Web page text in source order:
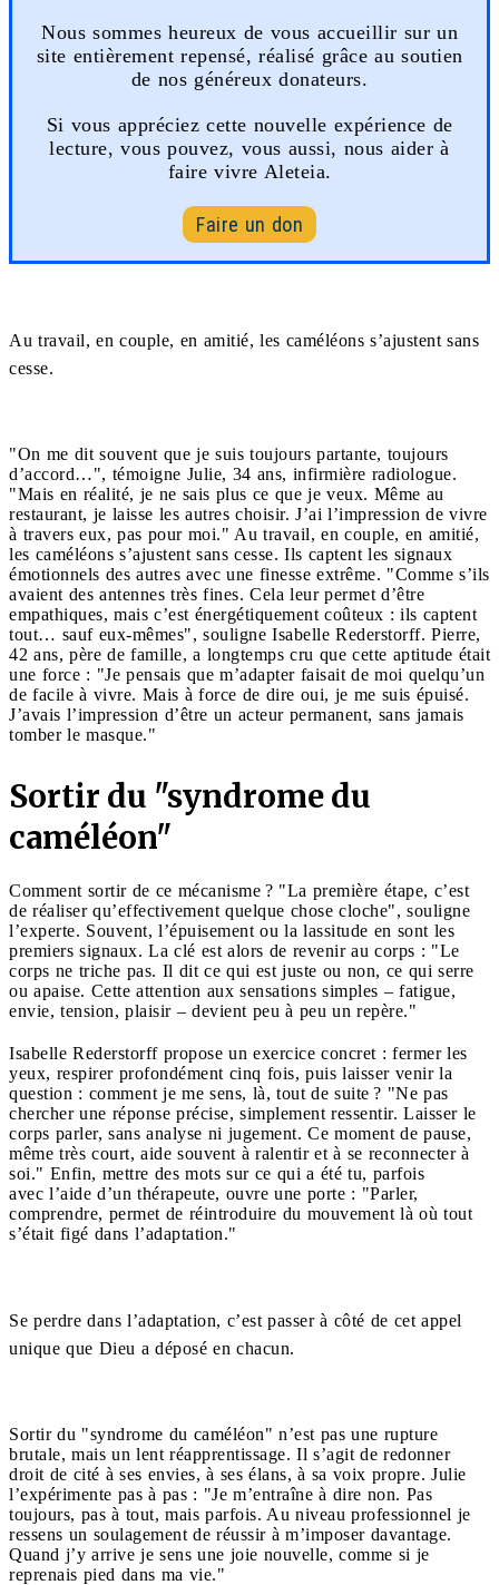
Nous sommes heureux de vous accueillir sur un
site entièrement repensé, réalisé grâce au soutien
de nos généreux donateurs.
Si vous appréciez cette nouvelle expérience de
lecture, vous pouvez, vous aussi, nous aider à
faire vivre Aleteia.
Faire un don
Au travail, en couple, en amitié, les caméléons s’ajustent sans
cesse.
"On me dit souvent que je suis toujours partante, toujours
d’accord…", témoigne Julie, 34 ans, infirmière radiologue.
"Mais en réalité, je ne sais plus ce que je veux. Même au
restaurant, je laisse les autres choisir. J’ai l’impression de vivre
à travers eux, pas pour moi." Au travail, en couple, en amitié,
les caméléons s’ajustent sans cesse. Ils captent les signaux
émotionnels des autres avec une finesse extrême. "Comme s’ils
avaient des antennes très fines. Cela leur permet d’être
empathiques, mais c’est énergétiquement coûteux : ils captent
tout… sauf eux-mêmes", souligne Isabelle Rederstorff. Pierre,
42 ans, père de famille, a longtemps cru que cette aptitude était
une force : "Je pensais que m’adapter faisait de moi quelqu’un
de facile à vivre. Mais à force de dire oui, je me suis épuisé.
J’avais l’impression d’être un acteur permanent, sans jamais
tomber le masque."
Sortir du "syndrome du
caméléon"
Comment sortir de ce mécanisme ? "La première étape, c’est
de réaliser qu’effectivement quelque chose cloche", souligne
l’experte. Souvent, l’épuisement ou la lassitude en sont les
premiers signaux. La clé est alors de revenir au corps : "Le
corps ne triche pas. Il dit ce qui est juste ou non, ce qui serre
ou apaise. Cette attention aux sensations simples – fatigue,
envie, tension, plaisir – devient peu à peu un repère."
Isabelle Rederstorff propose un exercice concret : fermer les
yeux, respirer profondément cinq fois, puis laisser venir la
question : comment je me sens, là, tout de suite ? "Ne pas
chercher une réponse précise, simplement ressentir. Laisser le
corps parler, sans analyse ni jugement. Ce moment de pause,
même très court, aide souvent à ralentir et à se reconnecter à
soi." Enfin, mettre des mots sur ce qui a été tu, parfois
avec l’aide d’un thérapeute, ouvre une porte : "Parler,
comprendre, permet de réintroduire du mouvement là où tout
s’était figé dans l’adaptation."
Se perdre dans l’adaptation, c’est passer à côté de cet appel
unique que Dieu a déposé en chacun.
Sortir du "syndrome du caméléon" n’est pas une rupture
brutale, mais un lent réapprentissage. Il s’agit de redonner
droit de cité à ses envies, à ses élans, à sa voix propre. Julie
l’expérimente pas à pas : "Je m’entraîne à dire non. Pas
toujours, pas à tout, mais parfois. Au niveau professionnel je
ressens un soulagement de réussir à m’imposer davantage.
Quand j’y arrive je sens une joie nouvelle, comme si je
reprenais pied dans ma vie."